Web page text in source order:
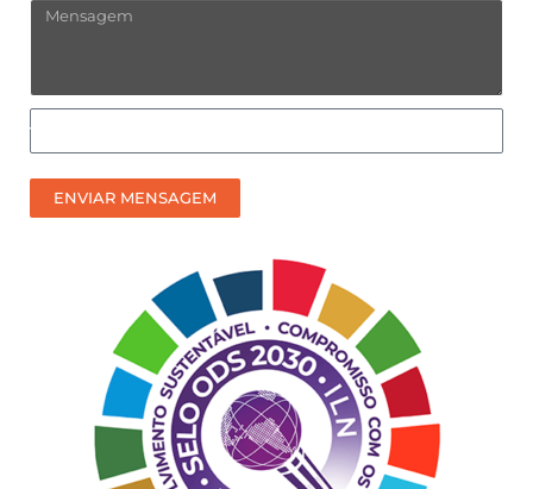
Mensagem
Como
prefere
receber
nosso
ENVIAR MENSAGEM